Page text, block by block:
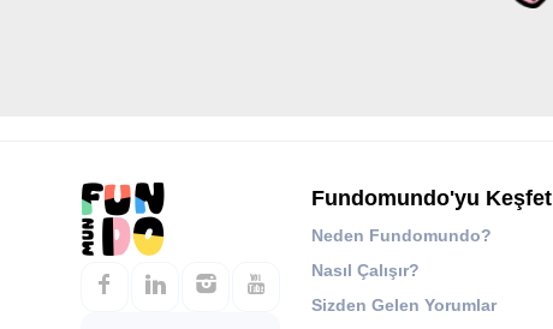
Fundomundo'yu Keşfet
Neden Fundomundo?
Nasıl Çalışır?
Sizden Gelen Yorumlar